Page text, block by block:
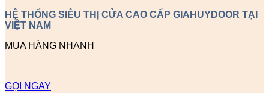
HỆ THỐNG SIÊU THỊ CỬA CAO CẤP GIAHUYDOOR TẠI
VIỆT NAM
MUA HÀNG NHANH
GỌI NGAY